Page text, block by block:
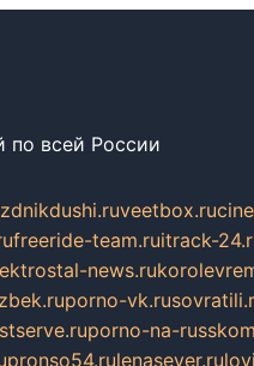
по всей России
veetbox.ru
freeride-team.ruitrack-
news.ru
porno-vk.ru
porno-na-
pronso54.rulenasever.ru